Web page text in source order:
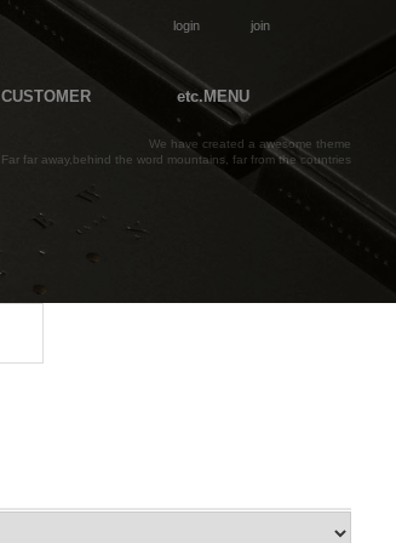
login join
CUSTOMER etc.MENU
We have created a awesome theme
Far far away,behind the word mountains, far from the countries